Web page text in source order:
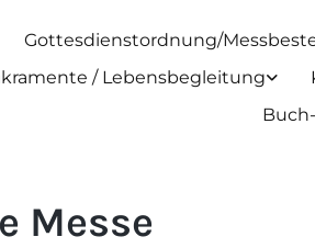
Gottesdienstordnung/
/ Lebensbegleitung
Messe